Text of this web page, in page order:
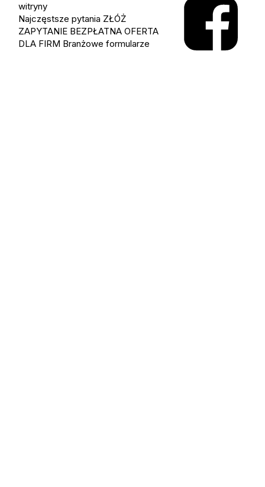
witryny
Najczęstsze pytania ZŁÓŻ
ZAPYTANIE BEZPŁATNA OFERTA
DLA FIRM Branżowe formularze